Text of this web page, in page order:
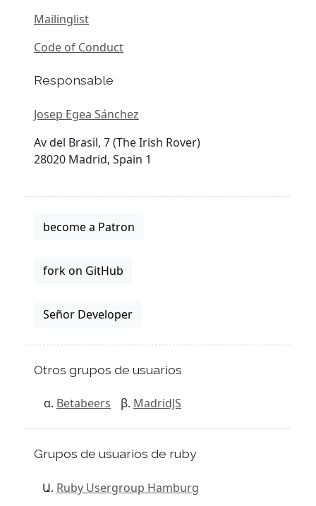
Mailinglist
Code of Conduct
Responsable
Josep Egea Sánchez
Av del Brasil, 7 (The Irish Rover)
28020 Madrid, Spain 1
become a Patron
fork on GitHub
Señor Developer
Otros grupos de usuarios
Betabeers MadridJS
Grupos de usuarios de ruby
Ruby Usergroup Hamburg